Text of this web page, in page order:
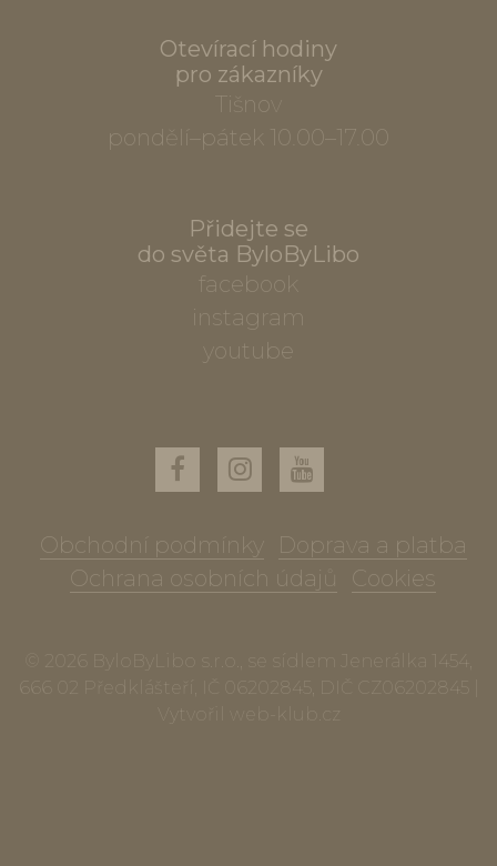
Otevírací hodiny
pro zákazníky
Tišnov
pondělí–pátek 10.00–17.00
Přidejte se
do světa ByloByLibo
facebook
instagram
youtube
Obchodní podmínky
Doprava a platba
Ochrana osobních údajů
Cookies
© 2026 ByloByLibo s.r.o., se sídlem Jenerálka 1454,
666 02 Předklášteří, IČ 06202845, DIČ CZ06202845 |
Vytvořil